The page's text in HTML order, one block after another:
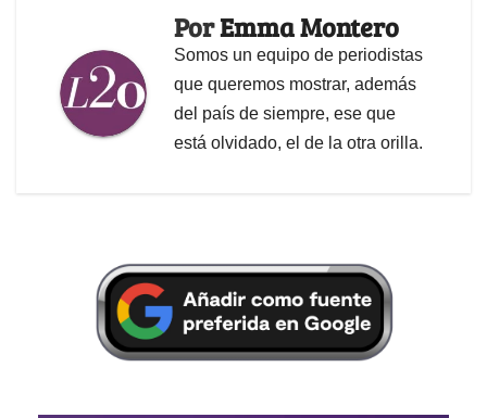
PorEmma Montero
Somos un equipo de periodistas
que queremos mostrar, además
del país de siempre, ese que
está olvidado, el de la otra orilla.